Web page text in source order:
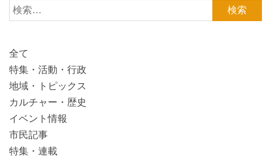
検
索:
全て
特集・活動・行政
地域・トピックス
カルチャー・歴史
イベント情報
市民記事
特集・連載